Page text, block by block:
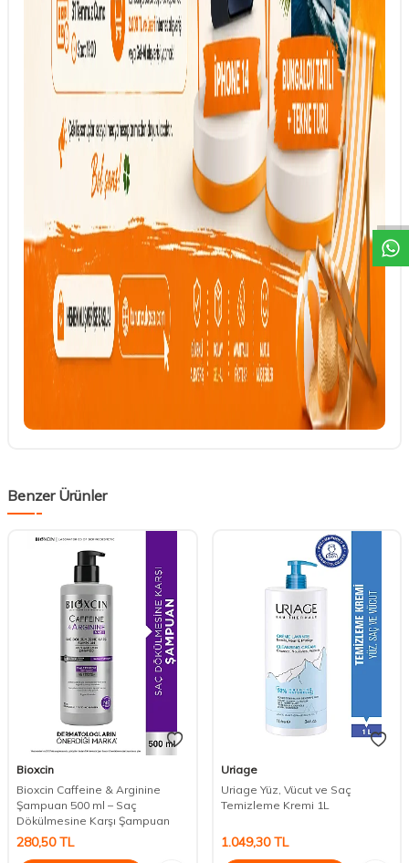
Benzer Ürünler
Bioxcin
Bioxcin Caffeine & Arginine
Şampuan 500 ml – Saç
Dökülmesine Karşı Şampuan
280,50TL
Uriage
Uriage Yüz, Vücut ve Saç
Temizleme Kremi 1L
1.049,30TL